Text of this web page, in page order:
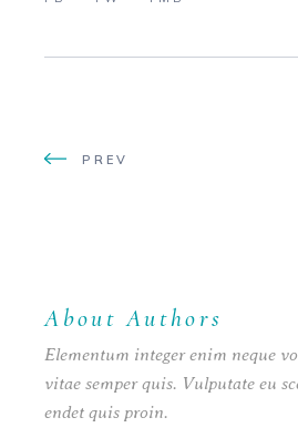
PREV
About Authors
Elementum integer enim neque
vitae semper quis. Vulputate eu
endet quis proin.